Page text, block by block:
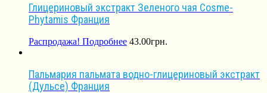
Глицериновый экстракт Зеленого чая Cosme-
Phytamis Франция
Распродажа! Подробнее 43.00грн.
Пальмария пальмата водно-глицериновый экстракт
(Дульсе) Франция